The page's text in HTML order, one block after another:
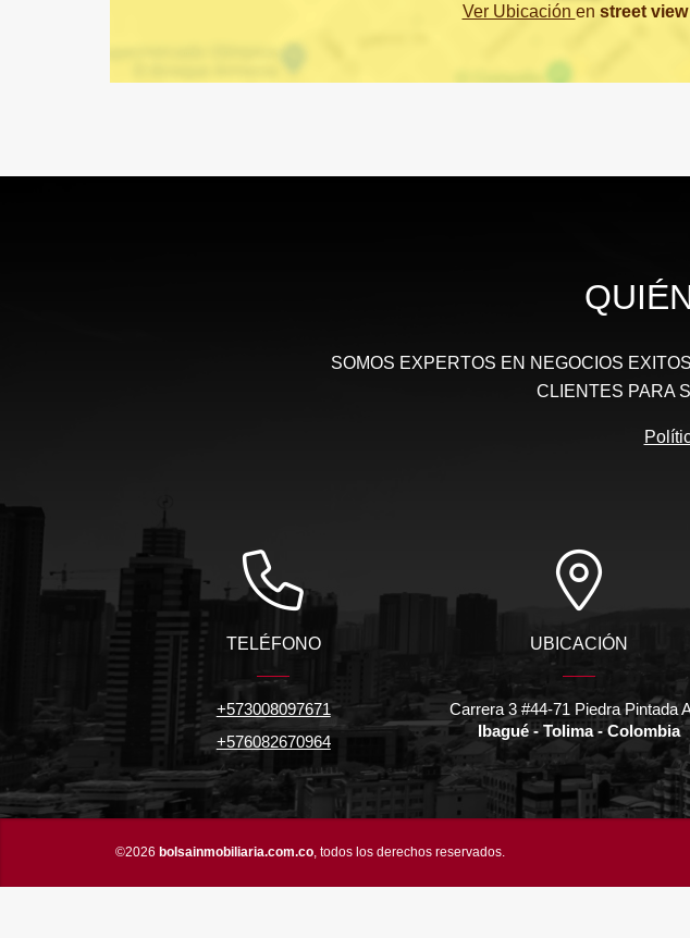
Ver Ubicación en street view
SOMOS EXPERTOS EN NEGOCIOS
CLIENTES PARA
TELÉFONO
+573008097671
+576082670964
UBICACIÓN
Carrera 3 #44-71 Piedra Pintada
Ibagué - Tolima - Colombia
©2026 bolsainmobiliaria.com.co , todos los derechos reservados.